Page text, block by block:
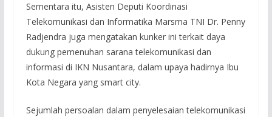
Sementara itu, Asisten Deputi Koordinasi
Telekomunikasi dan Informatika Marsma TNI Dr. Penny
Radjendra juga mengatakan kunker ini terkait daya
dukung pemenuhan sarana telekomunikasi dan
informasi di IKN Nusantara, dalam upaya hadirnya Ibu
Kota Negara yang smart city.
Sejumlah persoalan dalam penyelesaian telekomunikasi